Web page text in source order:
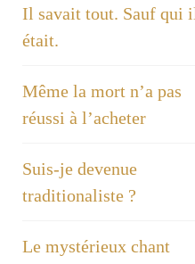
Il savait tout. Sauf qui
était.
Même la mort n’a pas
réussi à l’acheter
Suis-je devenue
traditionaliste ?
Le mystérieux chant